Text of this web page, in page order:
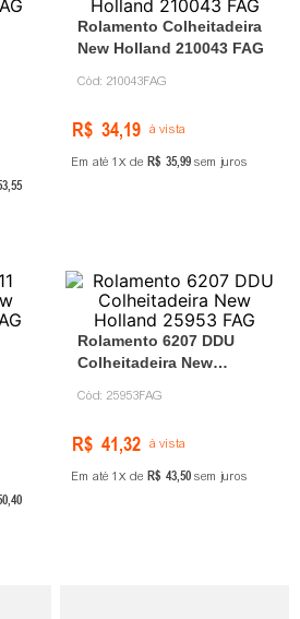
,55
Rolamento Colheitadeira
New Holland 210043 FAG
Cód: 210043FAG
R$ 34,19 à vista
Em até 1 de R$ 35,99 sem juros
,40
Rolamento 6207 DDU
Colheitadeira New
Cód: 25953FAG
R$ 41,32 à vista
Em até 1 de R$ 43,50 sem juros